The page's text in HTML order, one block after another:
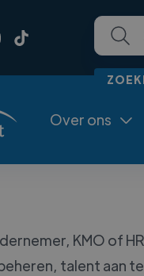
Over ons 
KMO of
talent aan